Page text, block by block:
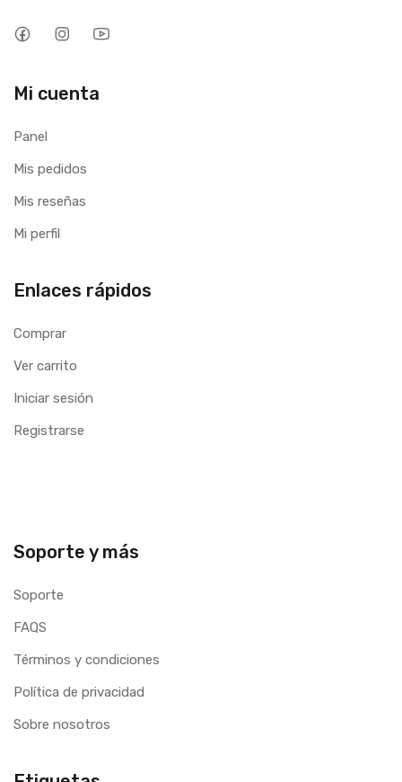
Mi cuenta
Panel
Mis pedidos
Mis reseñas
Mi perfil
Enlaces rápidos
Comprar
Ver carrito
Iniciar sesión
Registrarse
Soporte y más
Soporte
FAQS
Términos y condiciones
Política de privacidad
Sobre nosotros